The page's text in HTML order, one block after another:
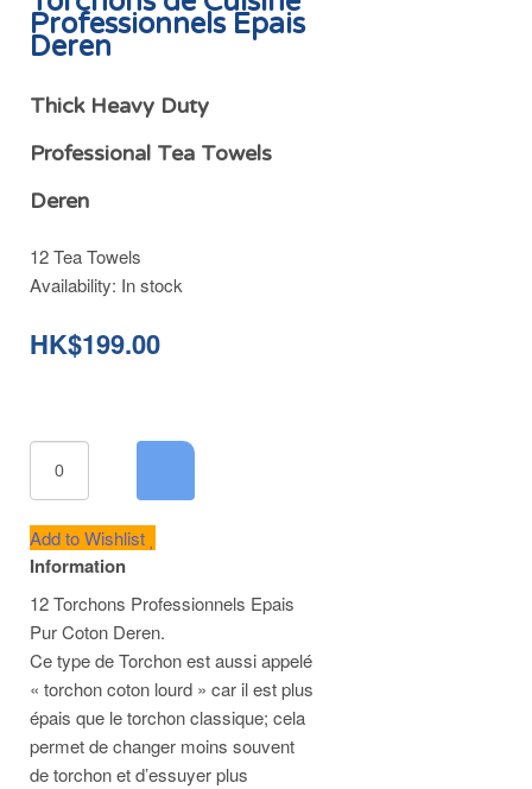
Professionnels Epais
Deren
Thick Heavy Duty
Professional Tea Towels
Deren
12 Tea Towels
Availability: In stock
HK$199.00
Add to Wishlist
Information
12 Torchons Professionnels Epais
Pur Coton Deren.
Ce type de Torchon est aussi appelé
« torchon coton lourd » car il est plus
épais que le torchon classique; cela
permet de changer moins souvent
de torchon et d’essuyer plus